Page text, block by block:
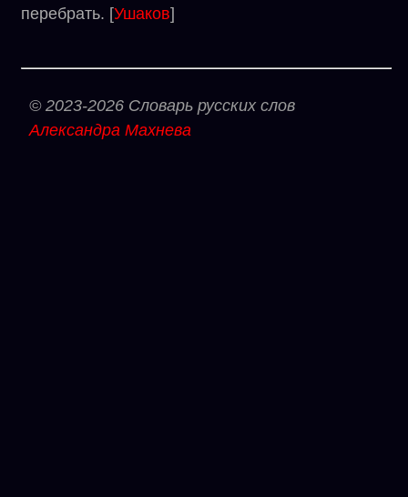
перебрать. [Ушаков]
© 2023-2026 Словарь русских слов
Александра Махнева